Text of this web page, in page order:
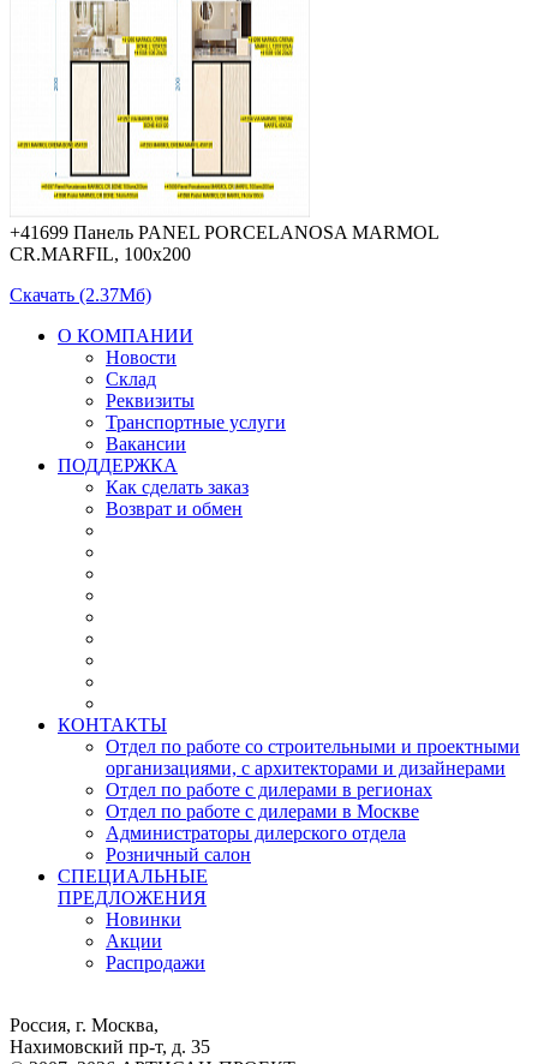
+41699 Панель PANEL PORCELANOSA MARMOL
CR.MARFIL, 100х200
Скачать (2.37Мб)
О КОМПАНИИ
Новости
Склад
Реквизиты
Транспортные услуги
Вакансии
ПОДДЕРЖКА
Как сделать заказ
Возврат и обмен
КОНТАКТЫ
Отдел по работе со строительными и проектными
организациями, с архитекторами и дизайнерами
Отдел по работе с дилерами в регионах
Отдел по работе с дилерами в Москве
Администраторы дилерского отдела
Розничный салон
СПЕЦИАЛЬНЫЕ
ПРЕДЛОЖЕНИЯ
Новинки
Акции
Распродажи
Россия, г. Москва,
Нахимовский пр-т, д. 35